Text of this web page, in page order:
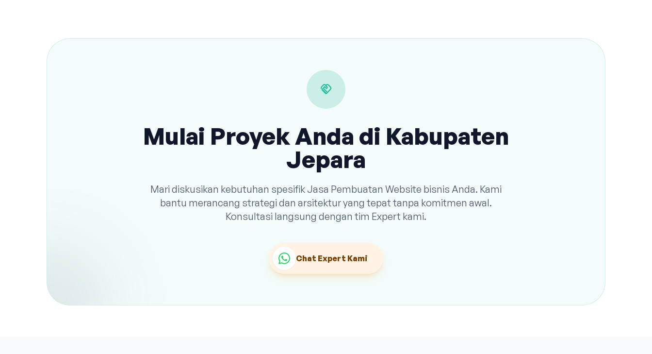
handshake
Mulai Proyek Anda di Kabupaten
Jepara
Mari diskusikan kebutuhan spesifik Jasa Pembuatan Website bisnis Anda. Kami
bantu merancang strategi dan arsitektur yang tepat tanpa komitmen awal.
Konsultasi langsung dengan tim Expert kami.
Chat Expert Kami